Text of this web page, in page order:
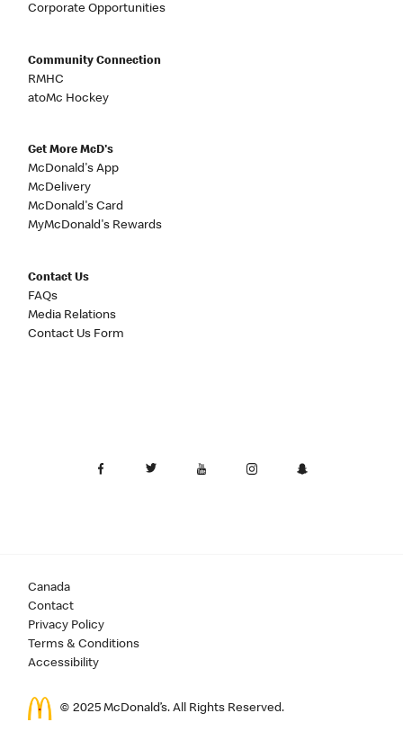
Corporate Opportunities
Community Connection
RMHC
atoMc Hockey
Get More McD's
McDonald's App
McDelivery
McDonald's Card
MyMcDonald's Rewards
Contact Us
FAQs
Media Relations
Contact Us Form
Canada
Contact
Privacy Policy
Terms & Conditions
Accessibility
© 2025 McDonald’s. All Rights Reserved.